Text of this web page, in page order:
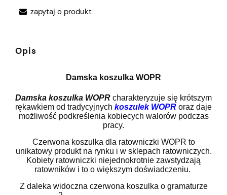
zapytaj o produkt
Opis
Damska koszulka WOPR
Damska koszulka WOPR charakteryzuje się krótszym
rękawkiem od tradycyjnych koszulek WOPR oraz daje
możliwość podkreślenia kobiecych walorów podczas
pracy.
Czerwona koszulka dla ratowniczki WOPR to
unikatowy produkt na rynku i w sklepach ratowniczych.
Kobiety ratowniczki niejednokrotnie zawstydzają
ratowników i to o większym doświadczeniu.
Z daleka widoczna czerwona koszulka o gramaturze